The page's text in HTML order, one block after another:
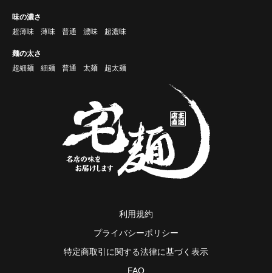
味の濃さ
超薄味
薄味 普通 濃味 超濃味
麺の太さ
超細麺
細麺 普通 太麺 超太麺
利用規約
プライバシーポリシー
特定商取引に関する法律に基づく表示
FAQ